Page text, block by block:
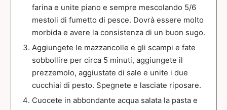
farina e unite piano e sempre mescolando 5/6
mestoli di fumetto di pesce. Dovrà essere molto
morbida e avere la consistenza di un buon sugo.
Aggiungete le mazzancolle e gli scampi e fate
sobbollire per circa 5 minuti, aggiungete il
prezzemolo, aggiustate di sale e unite i due
cucchiai di pesto. Spegnete e lasciate riposare.
Cuocete in abbondante acqua salata la pasta e